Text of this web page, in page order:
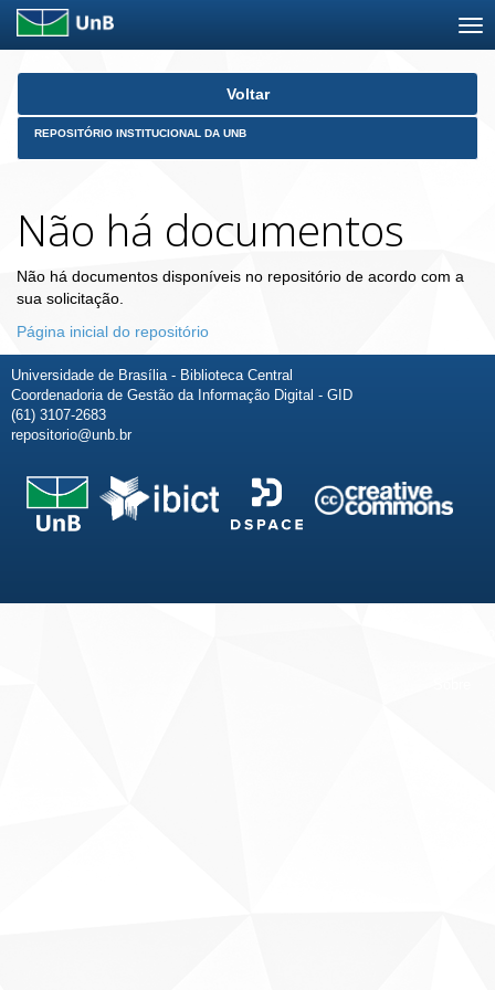
Skip
Voltar
REPOSITÓRIO INSTITUCIONAL DA UNB
Não há documentos
Não há documentos disponíveis no repositório de acordo com a
sua solicitação.
Página inicial do repositório
Universidade de Brasília - Biblioteca Central
Coordenadoria de Gestão da Informação Digital - GID
(61) 3107-2683
repositorio@unb.br